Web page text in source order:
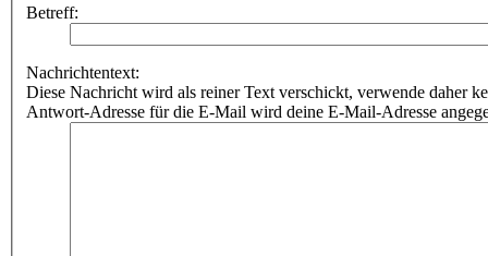
Betreff:
Nachrichtentext:
Diese Nachricht wird als reiner Text verschickt, verwende daher
Antwort-Adresse für die E-Mail wird deine E-Mail-Adresse